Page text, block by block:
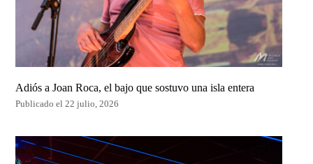
Adiós a Joan Roca, el bajo que sostuvo una isla entera
Publicado el 22 julio, 2026